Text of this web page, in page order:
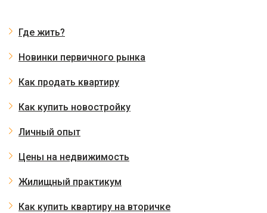
Где жить?
Новинки первичного рынка
Как продать квартиру
Как купить новостройку
Личный опыт
Цены на недвижимость
Жилищный практикум
Как купить квартиру на вторичке